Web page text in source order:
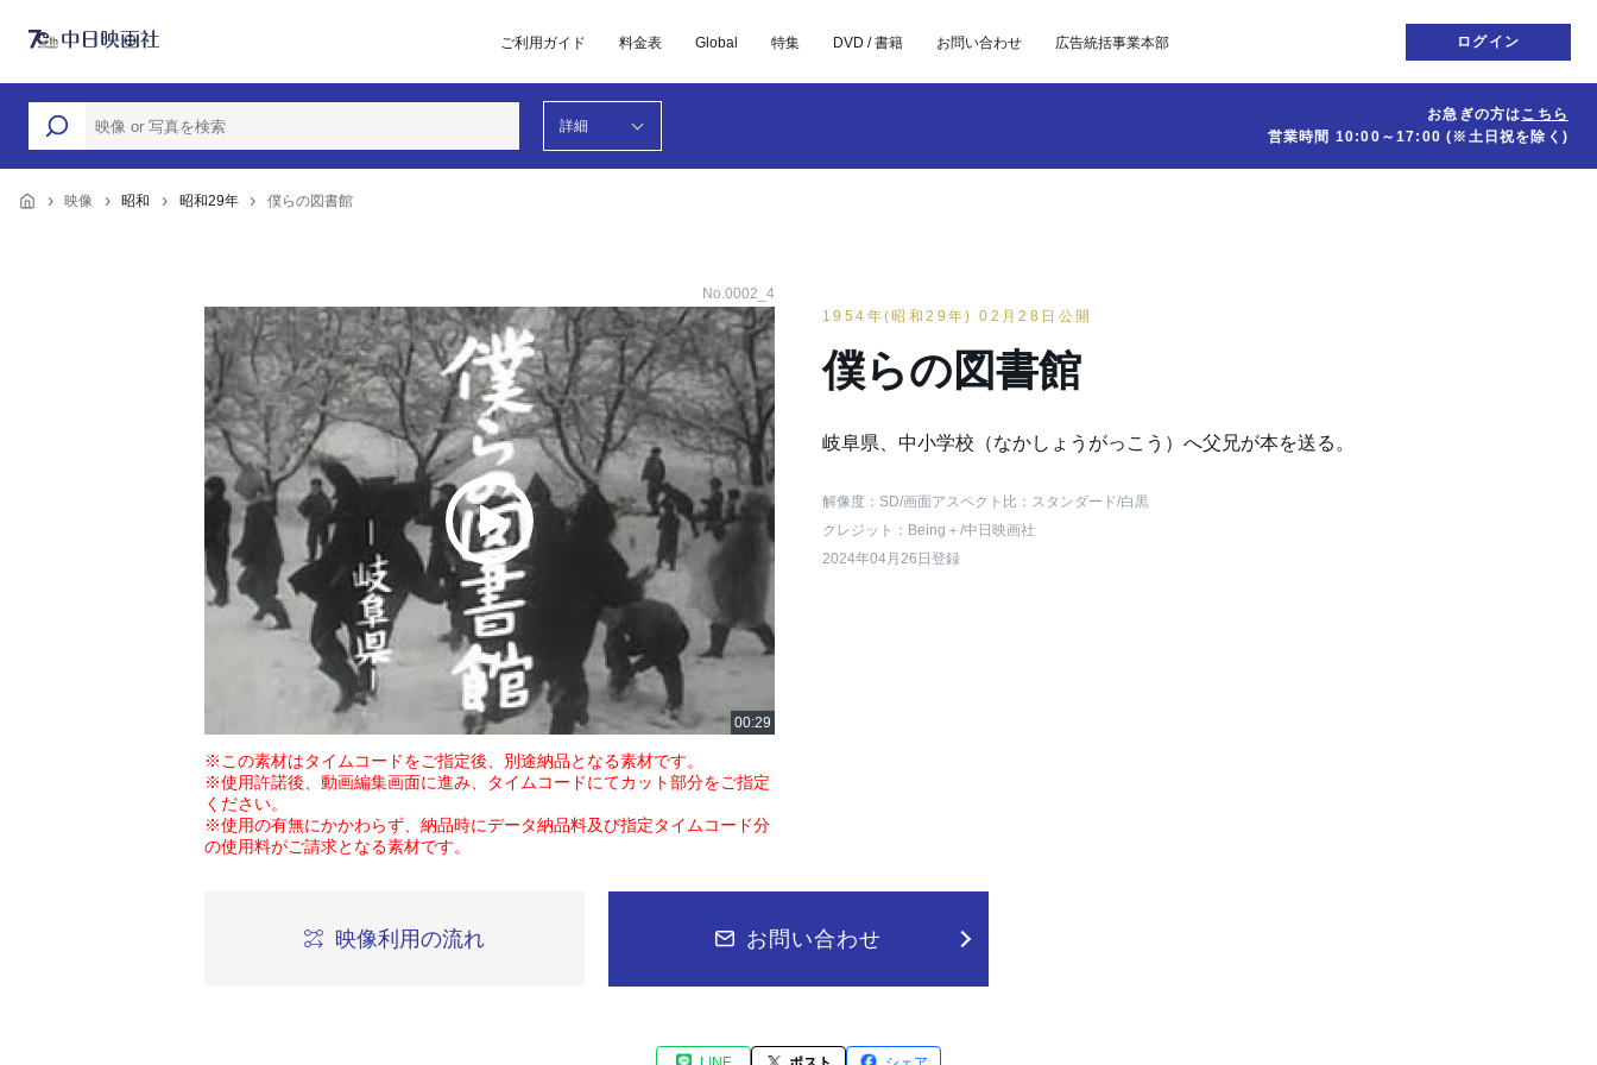
ご利用ガイド 料金表 Global 特集 DVD / 書籍 お問い合わせ 広告統括事業本部 ログイン
詳細
お急ぎの方はこちら
営業時間 10:00～17:00(※土日祝を除く)
映像 昭和 昭和29年 僕らの図書館
No.0002_4
※この素材はタイムコードをご指定後、別途納品となる素材です。
※使用許諾後、動画編集画面に進み、タイムコードにてカット部分をご指定
ください。
※使用の有無にかかわらず、納品時にデータ納品料及び指定タイムコード分
の使用料がご請求となる素材です。
1954年(昭和29年) 02月28日公開
僕らの図書館
岐阜県、中小学校（なかしょうがっこう）へ父兄が本を送る。
解像度：SD/画面アスペクト比：スタンダード/白黒
クレジット：Being＋/中日映画社
2024年04月26日登録
映像利用の流れ お問い合わせ